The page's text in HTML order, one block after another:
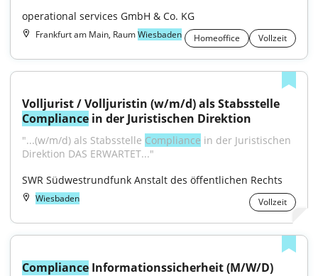
operational services GmbH & Co. KG
Frankfurt am Main, RaumWiesbaden Homeoffice Vollzeit
Compliance in der Juristischen Direktion
"...(w/m/d) als Stabsstelle Compliance in der Juristischen
Direktion DAS ERWARTET..."
SWR Südwestrundfunk Anstalt des öffentlichen Rechts
Wiesbaden Vollzeit
Compliance Informationssicherheit (M/W/D)